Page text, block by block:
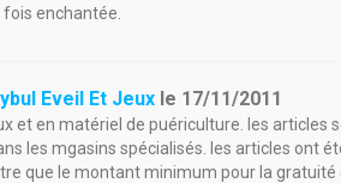
enchantée.
Eveil Et Jeux le 17/11/2011
et en matériel de puériculture. les articles
les mgasins spécialisés. les articles ont
que le montant minimum pour la gratuité